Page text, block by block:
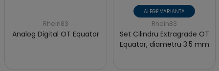
Rhein83
Analog Digital OT Equator
ALEGE VARIANTA
Rhein83
Set Cilindru Extragrade OT
Equator, diametru 3.5 mm